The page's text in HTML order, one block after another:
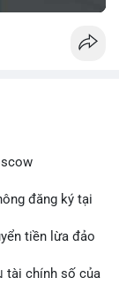
đăng ký tại
tiền lừa đảo
tài chính số của